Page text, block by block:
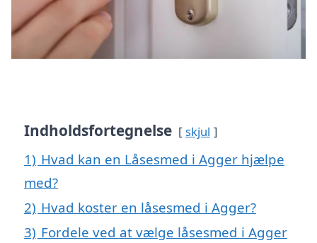
Indholdsfortegnelse skjul
1) Hvad kan en Låsesmed i Agger hjælpe
med?
2) Hvad koster en låsesmed i Agger?
3) Fordele ved at vælge låsesmed i Agger